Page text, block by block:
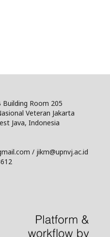
Room 205
Veteran Jakarta
Java, Indonesia
/ jikm@upnvj.ac.id